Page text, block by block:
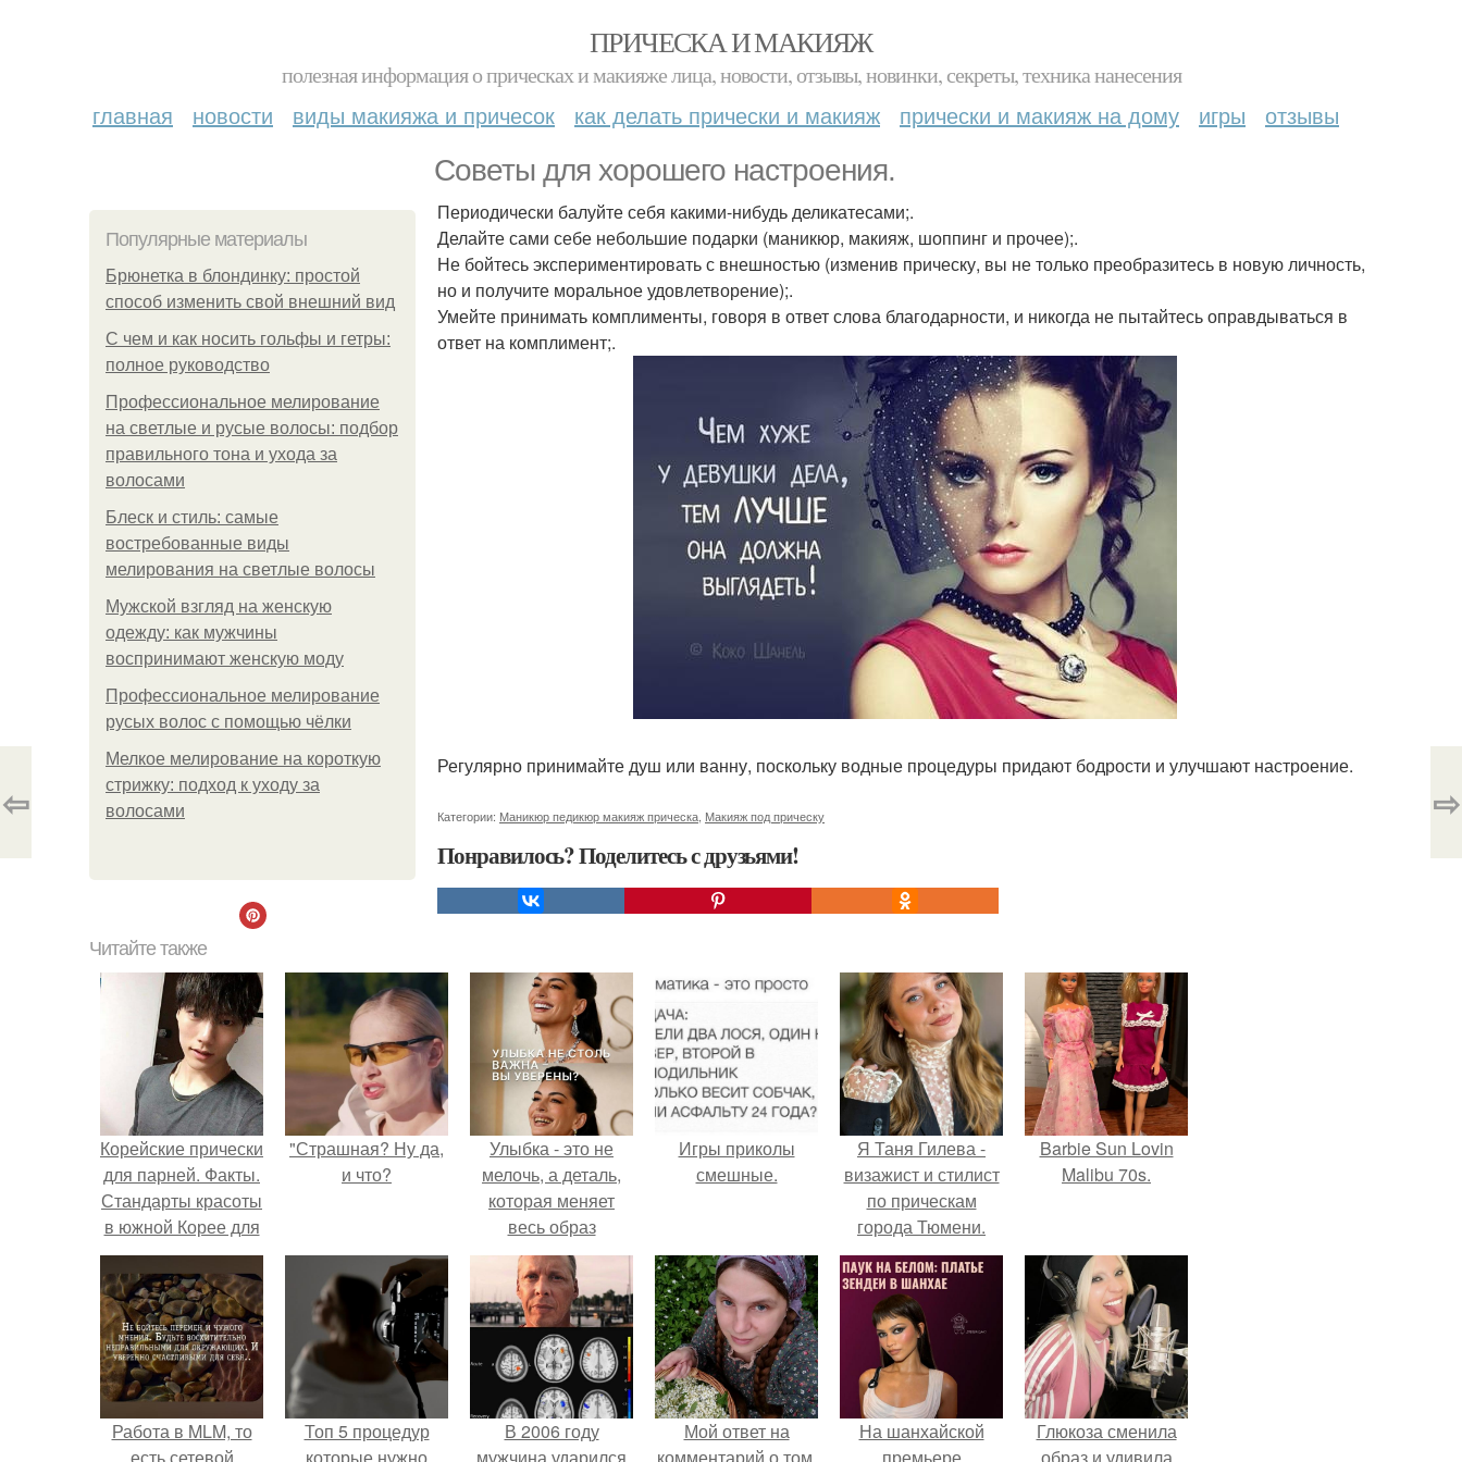
ПРИЧЕСКА И МАКИЯЖ
полезная информация о прическах и макияже лица, новости, отзывы, новинки, секреты, техника нанесения
главная новости виды макияжа и причесок как делать прически и макияж прически и макияж на дому игры отзывы
Советы для хорошего настроения.
Популярные материалы
Брюнетка в блондинку: простой
способ изменить свой внешний вид
С чем и как носить гольфы и гетры:
полное руководство
Профессиональное мелирование
на светлые и русые волосы: подбор
правильного тона и ухода за
волосами
Блеск и стиль: самые
востребованные виды
мелирования на светлые волосы
Мужской взгляд на женскую
одежду: как мужчины
воспринимают женскую моду
Профессиональное мелирование
русых волос с помощью чёлки
Мелкое мелирование на короткую
стрижку: подход к уходу за
волосами
Периодически балуйте себя какими-нибудь деликатесами;.
Делайте сами себе небольшие подарки (маникюр, макияж, шоппинг и прочее);.
Не бойтесь экспериментировать с внешностью (изменив прическу, вы не только преобразитесь в новую личность,
но и получите моральное удовлетворение);.
Умейте принимать комплименты, говоря в ответ слова благодарности, и никогда не пытайтесь оправдываться в
ответ на комплимент;.
Регулярно принимайте душ или ванну, поскольку водные процедуры придают бодрости и улучшают настроение.
Категории: Маникюр педикюр макияж прическа Макияж под прическу
Понравилось? Поделитесь с друзьями!
⇦ ⇨
Читайте также
Корейские прически
для парней. Факты.
Стандарты красоты
в южной Корее для
парней?
"Страшная? Ну да,
и что?
Улыбка - это не
мелочь, а деталь,
которая меняет
весь образ
человека.
Игры приколы
смешные.
Я Таня Гилева -
визажист и стилист
по прическам
города Тюмени.
Barbie Sun Lovin
Malibu 70s.
Работа в MLM, то
Топ 5 процедур
В 2006 году
Мой ответ на
На шанхайской
Глюкоза сменила